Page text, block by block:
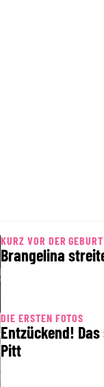
KURZ VOR DER GEBURT
Brangelina
DIE ERSTEN FOTOS
Entzückend!
Pitt